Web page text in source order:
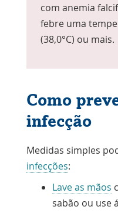
com anemia
febre uma
(38,0°C) ou mais.
Como
infecção
Medidas simples
infecçõesLink
na
:
Lave as mãos
sabão ou use